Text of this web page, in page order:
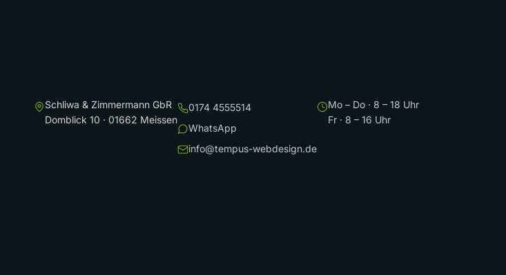
Schliwa & Zimmermann GbR
Domblick 10 · 01662 Meissen
0174 4555514
WhatsApp
info@tempus-webdesign.de
Mo – Do · 8 – 18 Uhr
Fr · 8 – 16 Uhr